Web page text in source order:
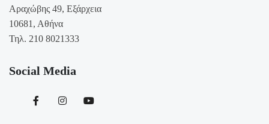
Αραχώβης 49, Εξάρχεια
10681, Αθήνα
Τηλ. 210 8021333
Social Media